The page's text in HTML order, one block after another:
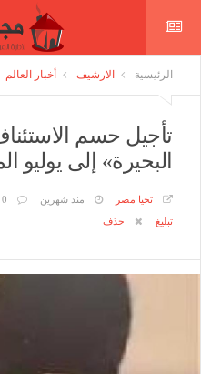
الرئيسية الارشيف أخبار العالم
تأجيل حسم
البحيرة» إلى يوليو
تحيا مصر منذ شهرين 0 تعليق
تبليغ
حذف